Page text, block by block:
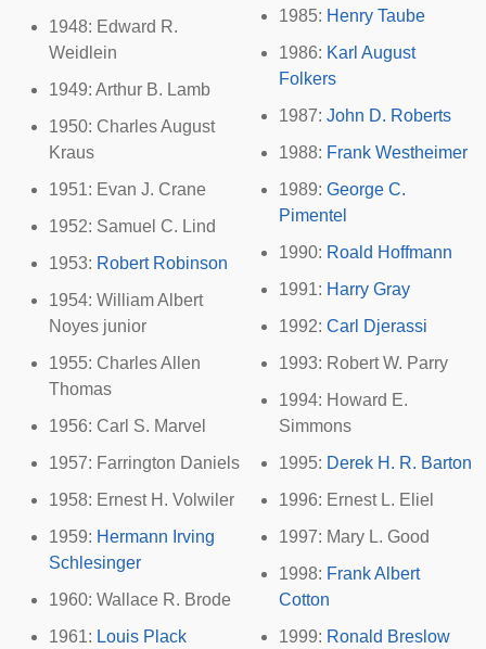
1948: Edward R.
Weidlein
1949: Arthur B. Lamb
1950: Charles August
Kraus
1951: Evan J. Crane
1952: Samuel C. Lind
1953: Robert Robinson
1954: William Albert
Noyes junior
1955: Charles Allen
Thomas
1956: Carl S. Marvel
1957: Farrington Daniels
1958: Ernest H. Volwiler
1959: Hermann Irving
Schlesinger
1960: Wallace R. Brode
1961: Louis Plack
1985: Henry Taube
1986: Karl August
Folkers
1987: John D. Roberts
1988: Frank Westheimer
1989: George C.
Pimentel
1990: Roald Hoffmann
1991: Harry Gray
1992: Carl Djerassi
1993: Robert W. Parry
1994: Howard E.
Simmons
1995: Derek H. R. Barton
1996: Ernest L. Eliel
1997: Mary L. Good
1998: Frank Albert
Cotton
1999: Ronald Breslow